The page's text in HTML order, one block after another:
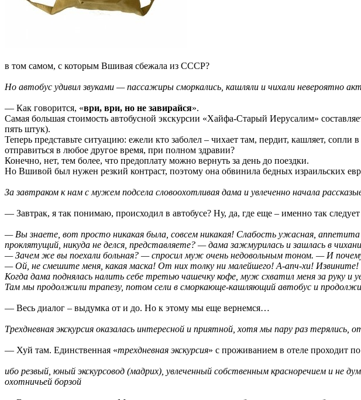
в том самом, с которым Вшивая сбежала из СССР?
Но автобус удивил звуками — пассажиры сморкались, кашляли и чихали невероятно
— Как говорится, «ври, ври, но не завирайся».
Самая большая стоимость автобусной экскурсии «Хайфа-Старый Иерусалим»
пять штук).
Теперь представьте ситуацию: ежели кто заболел – чихает там, пердит, кашляет,
отправиться в любое другое время, при полном здравии?
Конечно, нет, тем более, что предоплату можно вернуть за день до поездки.
Но Вшивой был нужен резкий контраст, поэтому она обвинила бедных израильских
За завтраком к нам с мужем подсела словоохотливая дама и увлеченно начала
— Завтрак, я так понимаю, происходил в автобусе? Ну, да, где еще – именно так
— Вы знаете, вот просто никакая была, совсем никакая! Слабость ужасная,
проклятущий, никуда не делся, представляете? — дама зажмурилась и зашлась в
— Зачем же вы поехали больная? — спросил муж очень недовольным тоном. — И
— Ой, не смешите меня, какая маска! От них толку ни малейшего! А-апч-хи! Извините!
Когда дама поднялась налить себе третью чашечку кофе, муж схватил меня за руку и
Там мы продолжили трапезу, потом сели в сморкающе-кашляющий автобус и
— Весь диалог – выдумка от и до. Но к этому мы еще вернемся…
Трехдневная экскурсия оказалась интересной и приятной, хотя мы пару раз терялись,
— Хуй там. Единственная «трехдневная экскурсия» с проживанием в отеле проходит
ибо резвый, юный экскурсовод (мадрих), увлеченный собственным красноречием и не
охотничьей борзой